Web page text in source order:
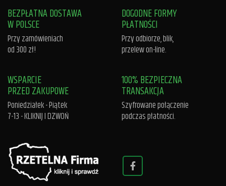
BEZPŁATNA DOSTAWA
W POLSCE
Przy zamówieniach
od 300 zł!
DOGODNE FORMY
PŁATNOŚCI
Przy odbiorze, blik,
przelew on-line.
WSPARCIE
PRZED ZAKUPOWE
Poniedziałek - Piątek
7-13 -KLIKNIJ I DZWOŃ
100% BEZPIECZNA
TRANSAKCJA
Szyfrowane połączenie
podczas płatności.